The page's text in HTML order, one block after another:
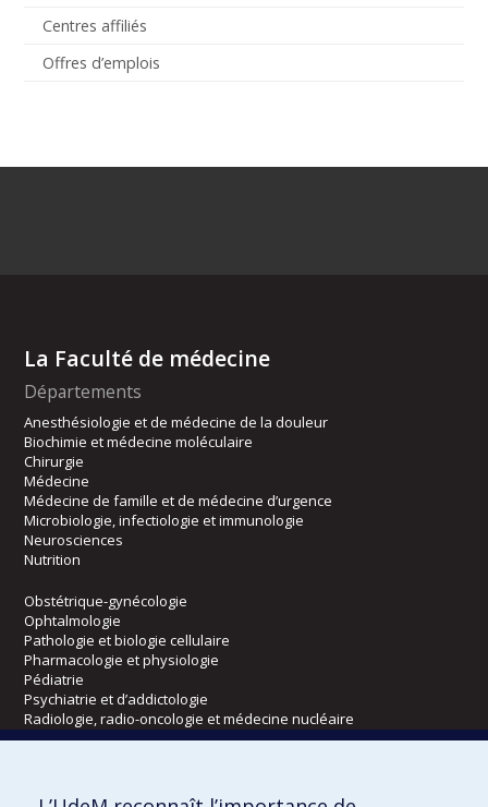
Centres affiliés
Offres d’emplois
La Faculté de médecine
Départements
Anesthésiologie et de médecine de la douleur
Biochimie et médecine moléculaire
Chirurgie
Médecine
Médecine de famille et de médecine d’urgence
Microbiologie, infectiologie et immunologie
Neurosciences
Nutrition
Obstétrique-gynécologie
Ophtalmologie
Pathologie et biologie cellulaire
Pharmacologie et physiologie
Pédiatrie
Psychiatrie et d’addictologie
Radiologie, radio-oncologie et médecine nucléaire